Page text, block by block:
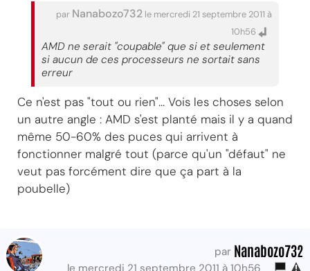
par Nanabozo732 le mercredi 21 septembre 2011 à
10h56
AMD ne serait "coupable" que si et seulement
si aucun de ces processeurs ne sortait sans
erreur
Ce n'est pas "tout ou rien"... Vois les choses selon
un autre angle : AMD s'est planté mais il y a quand
même 50-60% des puces qui arrivent à
fonctionner malgré tout (parce qu'un "défaut" ne
veut pas forcément dire que ça part à la
poubelle)
par Nanabozo732
le mercredi 21 septembre 2011 à 10h56